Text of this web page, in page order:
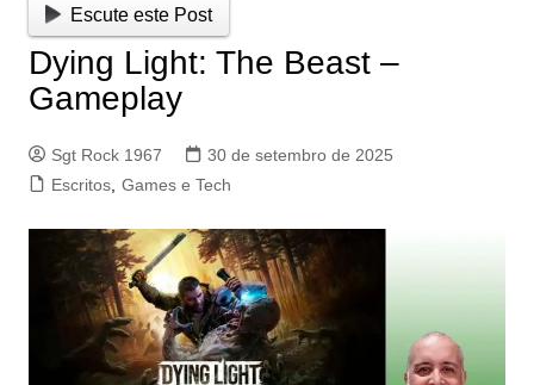
Escute este Post
Dying Light: The Beast –
Gameplay
Sgt Rock 1967
30 de setembro de 2025
Escritos, Games e Tech